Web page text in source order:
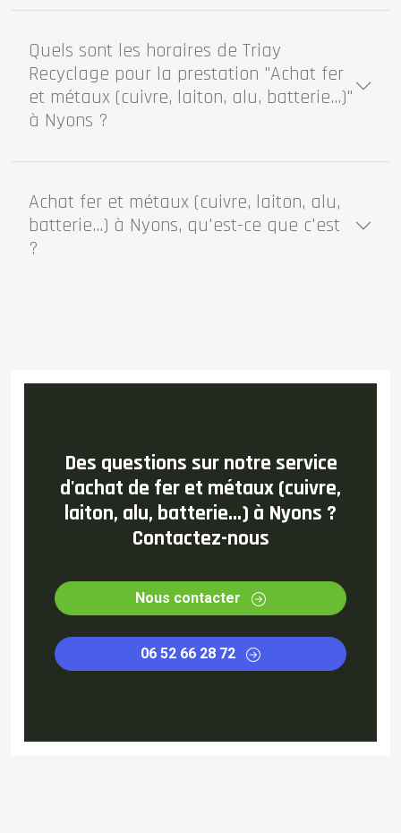
Quels sont les horaires de Triay
Recyclage pour la prestation "Achat fer
et métaux (cuivre, laiton, alu, batterie...)"
à Nyons ?
Achat fer et métaux (cuivre, laiton, alu,
batterie...) à Nyons, qu'est-ce que c'est
?
Des questions sur notre service
d'achat de fer et métaux (cuivre,
laiton, alu, batterie...) à Nyons ?
Contactez-nous
Nous contacter
06 52 66 28 72